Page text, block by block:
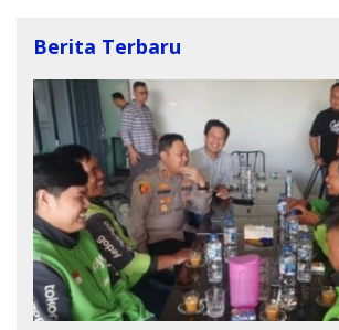
Berita Terbaru